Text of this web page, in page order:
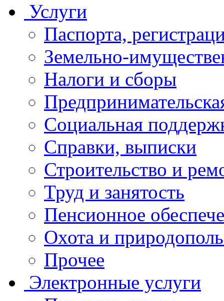
Услуги
Паспорта,
Земельно-
Налоги и сборы
Социальная
Справки, выписки
Строительство и
Труд и занятость
Пенсионное
Охота и
Прочее
Электронные услуги